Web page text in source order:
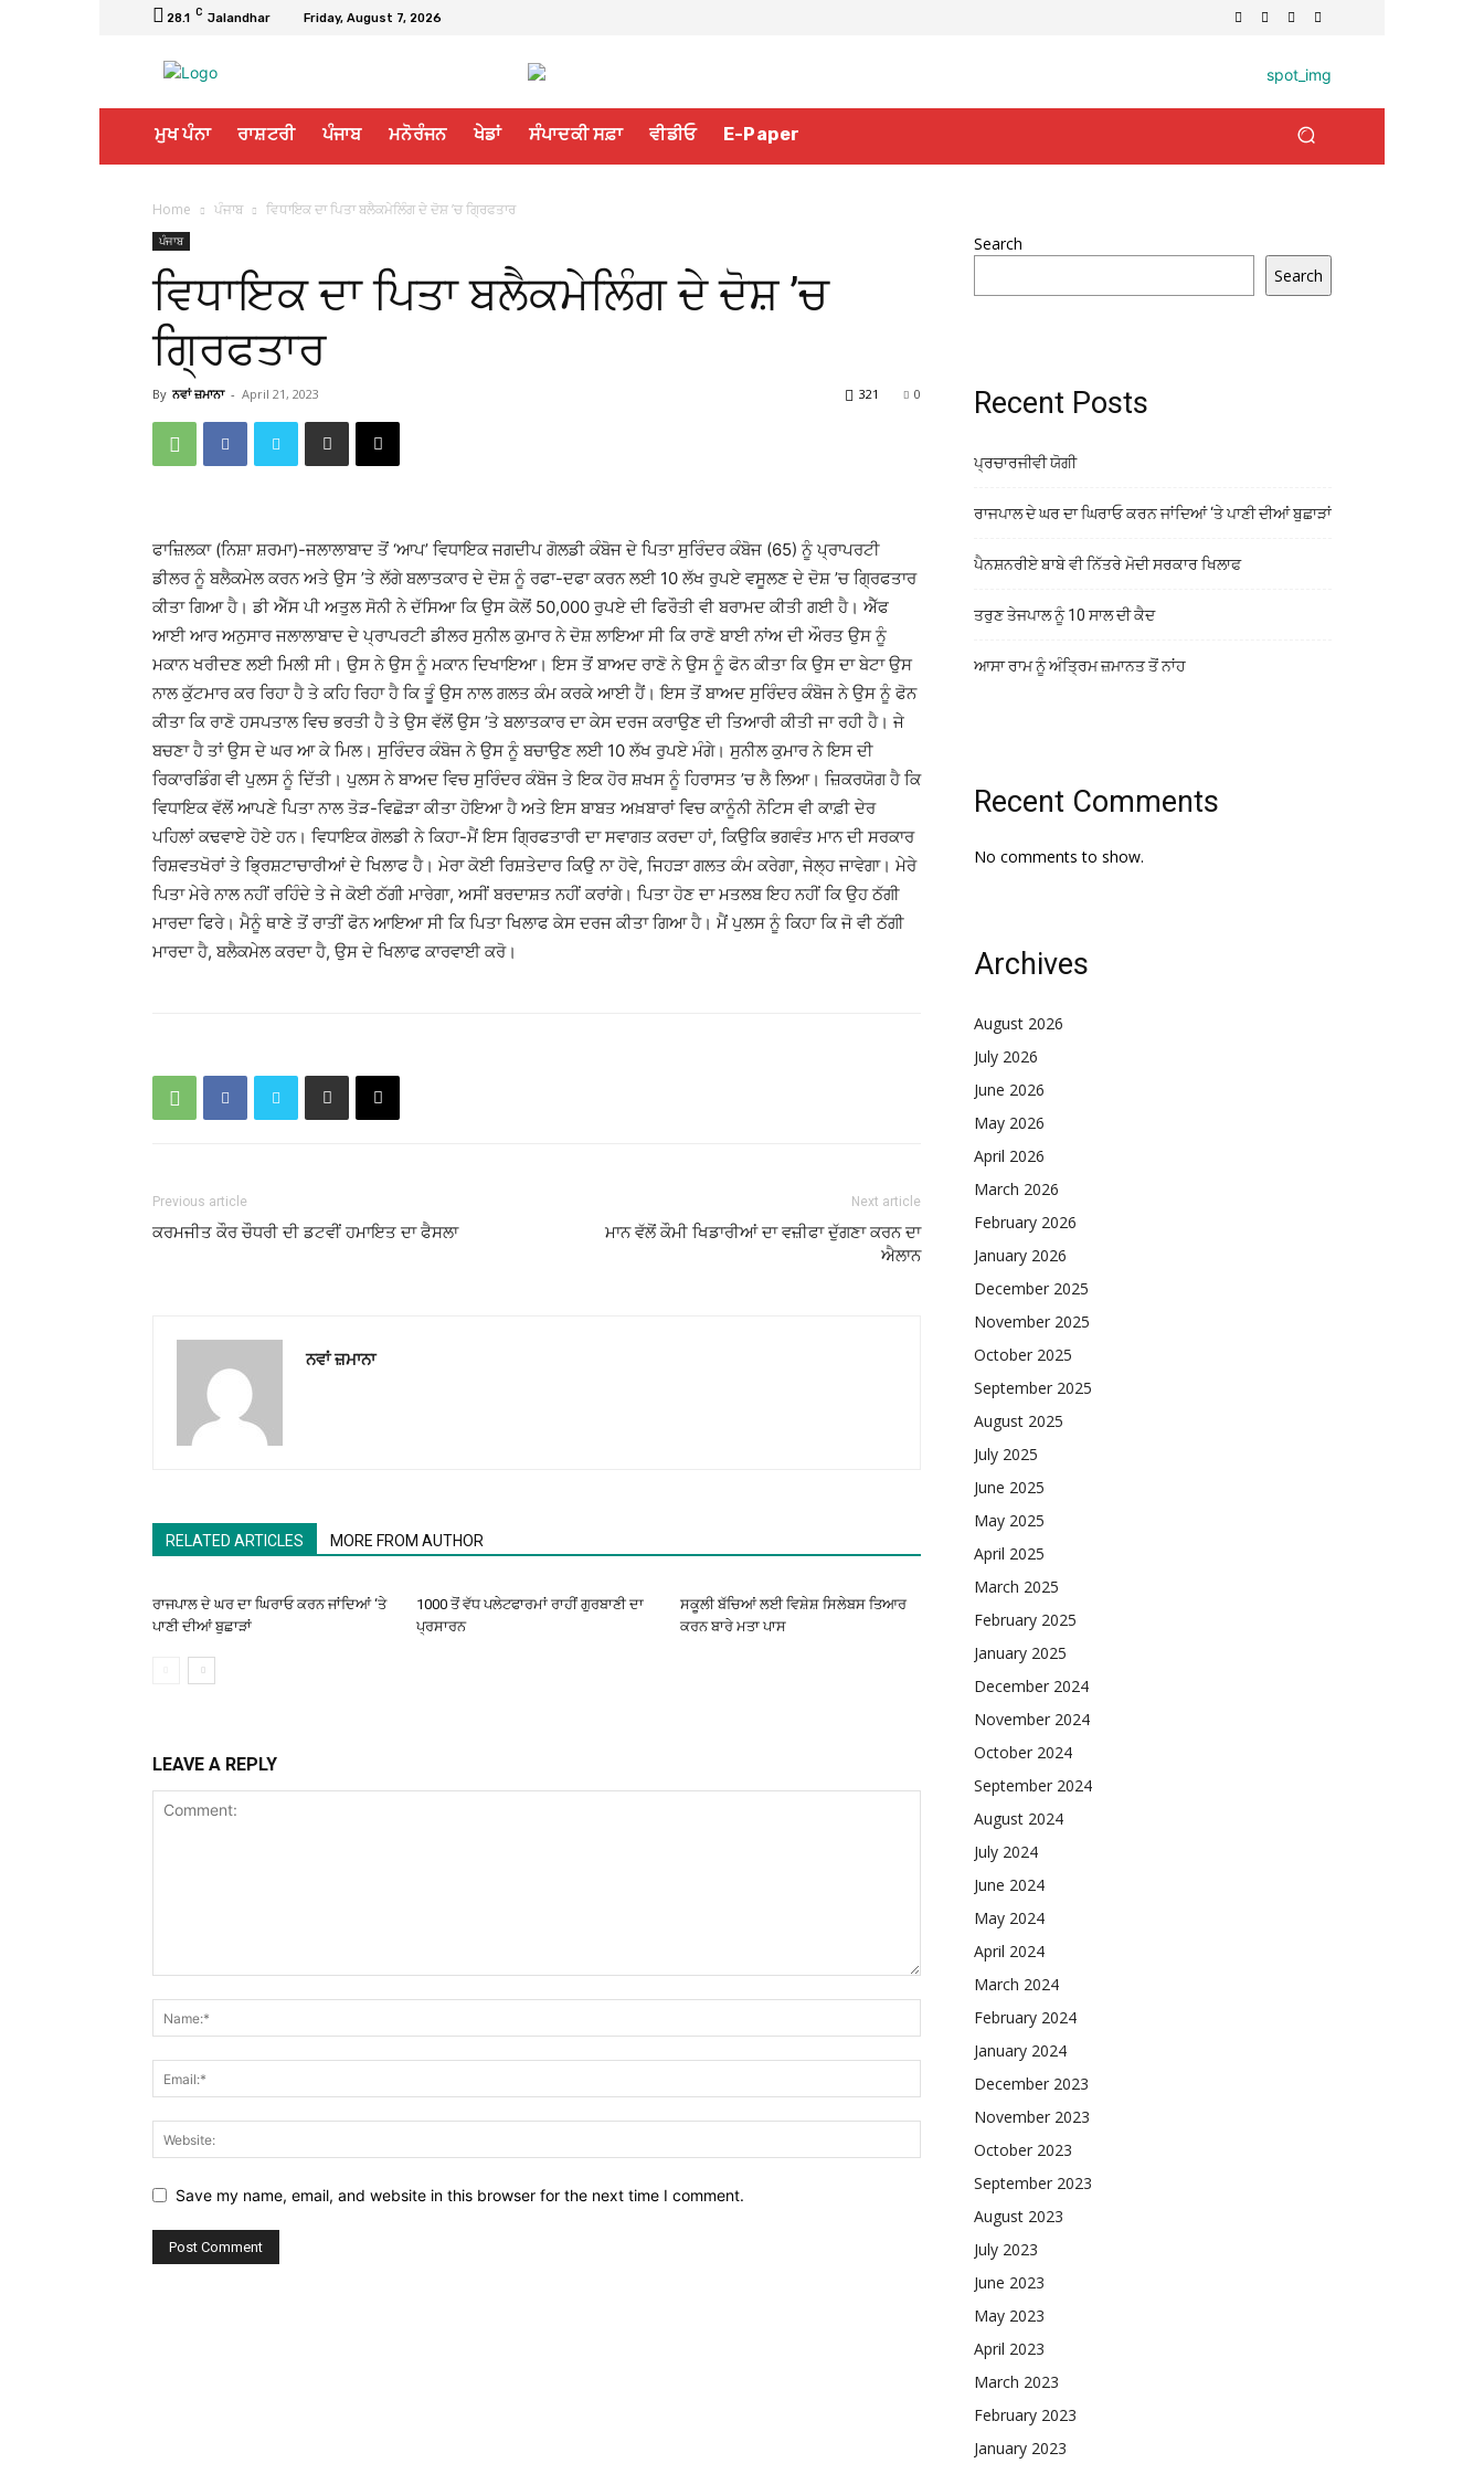
28.1 C Jalandhar Friday, August 7, 2026
ਮੁਖ ਪੰਨਾ ਰਾਸ਼ਟਰੀ ਪੰਜਾਬ ਮਨੋਰੰਜਨ ਖੇਡਾਂ ਸੰਪਾਦਕੀ ਸਫ਼ਾ ਵੀਡੀਓ E-Paper
Home ਪੰਜਾਬ ਵਿਧਾਇਕ ਦਾ ਪਿਤਾ ਬਲੈਕਮੇਲਿੰਗ ਦੇ ਦੋਸ਼ ’ਚ ਗਿ੍ਰਫਤਾਰ
ਪੰਜਾਬ
ਵਿਧਾਇਕ ਦਾ ਪਿਤਾ ਬਲੈਕਮੇਲਿੰਗ ਦੇ ਦੋਸ਼ ’ਚ
ਗਿ੍ਰਫਤਾਰ
By ਨਵਾਂ ਜ਼ਮਾਨਾ - April 21, 2023 0
321
ਫਾਜ਼ਿਲਕਾ (ਨਿਸ਼ਾ ਸ਼ਰਮਾ)-ਜਲਾਲਾਬਾਦ ਤੋਂ ‘ਆਪ’ ਵਿਧਾਇਕ ਜਗਦੀਪ ਗੋਲਡੀ ਕੰਬੋਜ ਦੇ ਪਿਤਾ ਸੁਰਿੰਦਰ ਕੰਬੋਜ (65) ਨੂੰ ਪ੍ਰਾਪਰਟੀ
ਡੀਲਰ ਨੂੰ ਬਲੈਕਮੇਲ ਕਰਨ ਅਤੇ ਉਸ ’ਤੇ ਲੱਗੇ ਬਲਾਤਕਾਰ ਦੇ ਦੋਸ਼ ਨੂੰ ਰਫਾ-ਦਫਾ ਕਰਨ ਲਈ 10 ਲੱਖ ਰੁਪਏ ਵਸੂਲਣ ਦੇ ਦੋਸ਼ ’ਚ ਗਿ੍ਰਫਤਾਰ
ਕੀਤਾ ਗਿਆ ਹੈ। ਡੀ ਐੱਸ ਪੀ ਅਤੁਲ ਸੋਨੀ ਨੇ ਦੱਸਿਆ ਕਿ ਉਸ ਕੋਲੋਂ 50,000 ਰੁਪਏ ਦੀ ਫਿਰੌਤੀ ਵੀ ਬਰਾਮਦ ਕੀਤੀ ਗਈ ਹੈ। ਐੱਫ
ਆਈ ਆਰ ਅਨੁਸਾਰ ਜਲਾਲਾਬਾਦ ਦੇ ਪ੍ਰਾਪਰਟੀ ਡੀਲਰ ਸੁਨੀਲ ਕੁਮਾਰ ਨੇ ਦੋਸ਼ ਲਾਇਆ ਸੀ ਕਿ ਰਾਣੋ ਬਾਈ ਨਾਂਅ ਦੀ ਔਰਤ ਉਸ ਨੂੰ
ਮਕਾਨ ਖਰੀਦਣ ਲਈ ਮਿਲੀ ਸੀ। ਉਸ ਨੇ ਉਸ ਨੂੰ ਮਕਾਨ ਦਿਖਾਇਆ। ਇਸ ਤੋਂ ਬਾਅਦ ਰਾਣੋ ਨੇ ਉਸ ਨੂੰ ਫੋਨ ਕੀਤਾ ਕਿ ਉਸ ਦਾ ਬੇਟਾ ਉਸ
ਨਾਲ ਕੁੱਟਮਾਰ ਕਰ ਰਿਹਾ ਹੈ ਤੇ ਕਹਿ ਰਿਹਾ ਹੈ ਕਿ ਤੂੰ ਉਸ ਨਾਲ ਗਲਤ ਕੰਮ ਕਰਕੇ ਆਈ ਹੈਂ। ਇਸ ਤੋਂ ਬਾਅਦ ਸੁਰਿੰਦਰ ਕੰਬੋਜ ਨੇ ਉਸ ਨੂੰ ਫੋਨ
ਕੀਤਾ ਕਿ ਰਾਣੋ ਹਸਪਤਾਲ ਵਿਚ ਭਰਤੀ ਹੈ ਤੇ ਉਸ ਵੱਲੋਂ ਉਸ ’ਤੇ ਬਲਾਤਕਾਰ ਦਾ ਕੇਸ ਦਰਜ ਕਰਾਉਣ ਦੀ ਤਿਆਰੀ ਕੀਤੀ ਜਾ ਰਹੀ ਹੈ। ਜੇ
ਬਚਣਾ ਹੈ ਤਾਂ ਉਸ ਦੇ ਘਰ ਆ ਕੇ ਮਿਲ। ਸੁਰਿੰਦਰ ਕੰਬੋਜ ਨੇ ਉਸ ਨੂੰ ਬਚਾਉਣ ਲਈ 10 ਲੱਖ ਰੁਪਏ ਮੰਗੇ। ਸੁਨੀਲ ਕੁਮਾਰ ਨੇ ਇਸ ਦੀ
ਰਿਕਾਰਡਿੰਗ ਵੀ ਪੁਲਸ ਨੂੰ ਦਿੱਤੀ। ਪੁਲਸ ਨੇ ਬਾਅਦ ਵਿਚ ਸੁਰਿੰਦਰ ਕੰਬੋਜ ਤੇ ਇਕ ਹੋਰ ਸ਼ਖਸ ਨੂੰ ਹਿਰਾਸਤ ’ਚ ਲੈ ਲਿਆ। ਜ਼ਿਕਰਯੋਗ ਹੈ ਕਿ
ਵਿਧਾਇਕ ਵੱਲੋਂ ਆਪਣੇ ਪਿਤਾ ਨਾਲ ਤੋੜ-ਵਿਛੋੜਾ ਕੀਤਾ ਹੋਇਆ ਹੈ ਅਤੇ ਇਸ ਬਾਬਤ ਅਖ਼ਬਾਰਾਂ ਵਿਚ ਕਾਨੂੰਨੀ ਨੋਟਿਸ ਵੀ ਕਾਫ਼ੀ ਦੇਰ
ਪਹਿਲਾਂ ਕਢਵਾਏ ਹੋਏ ਹਨ। ਵਿਧਾਇਕ ਗੋਲਡੀ ਨੇ ਕਿਹਾ-ਮੈਂ ਇਸ ਗਿ੍ਰਫਤਾਰੀ ਦਾ ਸਵਾਗਤ ਕਰਦਾ ਹਾਂ, ਕਿਉਕਿ ਭਗਵੰਤ ਮਾਨ ਦੀ ਸਰਕਾਰ
ਰਿਸ਼ਵਤਖੋਰਾਂ ਤੇ ਭਿ੍ਰਸ਼ਟਾਚਾਰੀਆਂ ਦੇ ਖਿਲਾਫ ਹੈ। ਮੇਰਾ ਕੋਈ ਰਿਸ਼ਤੇਦਾਰ ਕਿਉ ਨਾ ਹੋਵੇ, ਜਿਹੜਾ ਗਲਤ ਕੰਮ ਕਰੇਗਾ, ਜੇਲ੍ਹ ਜਾਵੇਗਾ। ਮੇਰੇ
ਪਿਤਾ ਮੇਰੇ ਨਾਲ ਨਹੀਂ ਰਹਿੰਦੇ ਤੇ ਜੇ ਕੋਈ ਠੱਗੀ ਮਾਰੇਗਾ, ਅਸੀਂ ਬਰਦਾਸ਼ਤ ਨਹੀਂ ਕਰਾਂਗੇ। ਪਿਤਾ ਹੋਣ ਦਾ ਮਤਲਬ ਇਹ ਨਹੀਂ ਕਿ ਉਹ ਠੱਗੀ
ਮਾਰਦਾ ਫਿਰੇ। ਮੈਨੂੰ ਥਾਣੇ ਤੋਂ ਰਾਤੀਂ ਫੋਨ ਆਇਆ ਸੀ ਕਿ ਪਿਤਾ ਖਿਲਾਫ ਕੇਸ ਦਰਜ ਕੀਤਾ ਗਿਆ ਹੈ। ਮੈਂ ਪੁਲਸ ਨੂੰ ਕਿਹਾ ਕਿ ਜੋ ਵੀ ਠੱਗੀ
ਮਾਰਦਾ ਹੈ, ਬਲੈਕਮੇਲ ਕਰਦਾ ਹੈ, ਉਸ ਦੇ ਖਿਲਾਫ ਕਾਰਵਾਈ ਕਰੋ।
Previous article
ਕਰਮਜੀਤ ਕੌਰ ਚੌਧਰੀ ਦੀ ਡਟਵੀਂ ਹਮਾਇਤ ਦਾ ਫੈਸਲਾ
Next article
ਮਾਨ ਵੱਲੋਂ ਕੌਮੀ ਖਿਡਾਰੀਆਂ ਦਾ ਵਜ਼ੀਫਾ ਦੁੱਗਣਾ ਕਰਨ ਦਾ
ਐਲਾਨ
ਨਵਾਂ ਜ਼ਮਾਨਾ
RELATED ARTICLES MORE FROM AUTHOR
ਰਾਜਪਾਲ ਦੇ ਘਰ ਦਾ ਘਿਰਾਓ ਕਰਨ ਜਾਂਦਿਆਂ ‘ਤੇ
ਪਾਣੀ ਦੀਆਂ ਬੁਛਾੜਾਂ
1000 ਤੋਂ ਵੱਧ ਪਲੇਟਫਾਰਮਾਂ ਰਾਹੀਂ ਗੁਰਬਾਣੀ ਦਾ
ਪ੍ਰਸਾਰਨ
ਸਕੂਲੀ ਬੱਚਿਆਂ ਲਈ ਵਿਸ਼ੇਸ਼ ਸਿਲੇਬਸ ਤਿਆਰ
ਕਰਨ ਬਾਰੇ ਮਤਾ ਪਾਸ
LEAVE A REPLY
Save my name, email, and website in this browser for the next time I comment.
Search
Search
Recent Posts
ਪ੍ਰਚਾਰਜੀਵੀ ਯੋਗੀ
ਰਾਜਪਾਲ ਦੇ ਘਰ ਦਾ ਘਿਰਾਓ ਕਰਨ ਜਾਂਦਿਆਂ ‘ਤੇ ਪਾਣੀ ਦੀਆਂ ਬੁਛਾੜਾਂ
ਪੈਨਸ਼ਨਰੀਏ ਬਾਬੇ ਵੀ ਨਿੱਤਰੇ ਮੋਦੀ ਸਰਕਾਰ ਖਿਲਾਫ
ਤਰੁਣ ਤੇਜਪਾਲ ਨੂੰ 10 ਸਾਲ ਦੀ ਕੈਦ
ਆਸਾ ਰਾਮ ਨੂੰ ਅੰਤ੍ਰਿਮ ਜ਼ਮਾਨਤ ਤੋਂ ਨਾਂਹ
Recent Comments
No comments to show.
Archives
August 2026
July 2026
June 2026
May 2026
April 2026
March 2026
February 2026
January 2026
December 2025
November 2025
October 2025
September 2025
August 2025
July 2025
June 2025
May 2025
April 2025
March 2025
February 2025
January 2025
December 2024
November 2024
October 2024
September 2024
August 2024
July 2024
June 2024
May 2024
April 2024
March 2024
February 2024
January 2024
December 2023
November 2023
October 2023
September 2023
August 2023
July 2023
June 2023
May 2023
April 2023
March 2023
February 2023
January 2023